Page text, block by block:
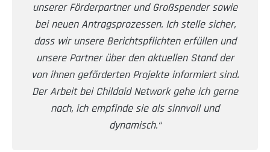
unserer Förderpartner und Großspender sowie
bei neuen Antragsprozessen. Ich stelle sicher,
dass wir unsere Berichtspflichten erfüllen und
unsere Partner über den aktuellen Stand der
von ihnen geförderten Projekte informiert sind.
Der Arbeit bei Childaid Network gehe ich gerne
nach, ich empfinde sie als sinnvoll und
dynamisch.“